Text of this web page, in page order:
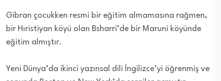
Gibran çocukken resmi bir eğitim almamasına rağmen,
bir Hıristiyan köyü olan Bsharri’de bir Maruni köyünde
eğitim almıştır.
Yeni Dünya’da ikinci yazınsal dili İngilizce’yi öğrenmiş ve